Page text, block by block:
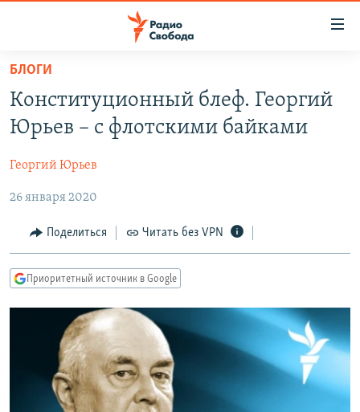
упрощенного
доступа
Вернуться
основному
Вернутся
главной
навигации
Вернутся
АВТОРСКИЕ ПРОЕКТЫ
ЦИТАТЫ СВОБОДЫ
МНЕНИЯ
КУЛЬТУРА
IDEL.РЕАЛИИ
КАВКАЗ.РЕАЛИИ
СЕВЕР.РЕАЛИИ
СИБИРЬ.РЕАЛИИ
РАСПИСАНИЕ ВЕЩАНИЯ
ПОДПИШИТЕСЬ НА РАССЫЛКУ
БЛОГИ
Конституционный блеф. Георгий
Юрьев – с флотскими байками
Георгий Юрьев
26 января 2020
Поделиться Читать без VPN
Приоритетный источник в Google